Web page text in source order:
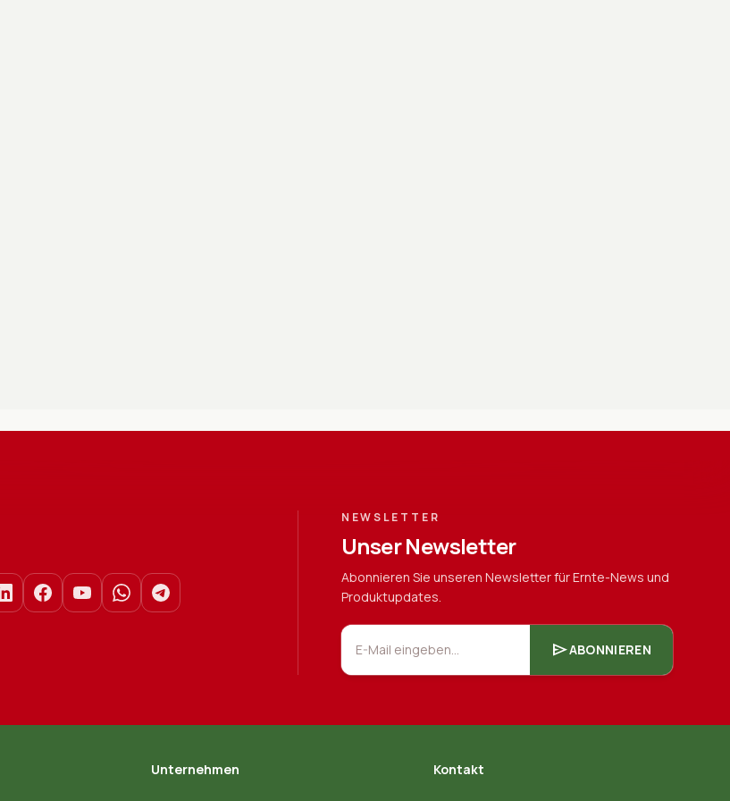
NEWSLETTER
Unser Newsletter
Abonnieren Sie unseren Newsletter für Ernte-News und
Produktupdates.
E-Mail eingeben...
sendABONNIEREN
Unternehmen Kontakt